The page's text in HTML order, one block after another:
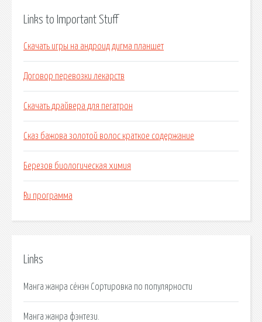
Links to Important Stuff
Скачать игры на андроид дигма планшет
Договор перевозки лекарств
Скачать драйвера для пегатрон
Сказ бажова золотой волос краткое содержание
Березов биологическая химия
Ru программа
Links
Манга жанра сёнэн Сортировка по популярности
Манга жанра фэнтези.